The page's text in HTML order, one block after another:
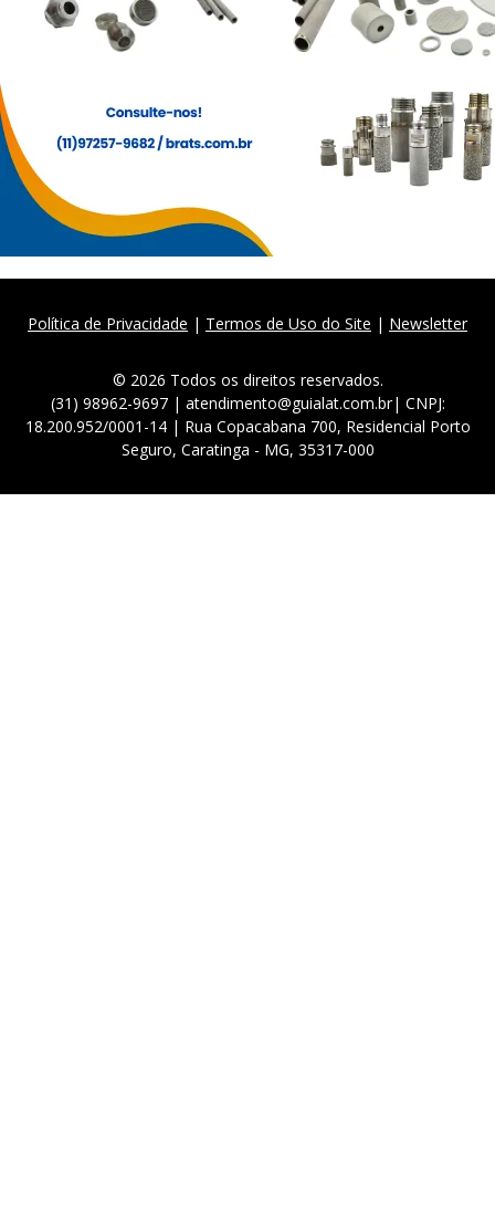
Política de Privacidade | Termos de Uso do Site | Newsletter
© 2026 Todos os direitos reservados.
(31) 98962-9697 | atendimento@guialat.com.br| CNPJ:
18.200.952/0001-14 | Rua Copacabana 700, Residencial Porto
Seguro, Caratinga - MG, 35317-000